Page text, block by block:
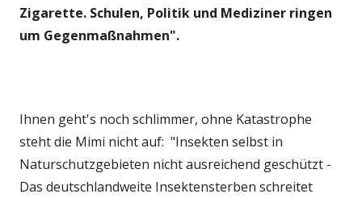
Zigarette. Schulen, Politik und Mediziner ringen
um Gegenmaßnahmen".
Ihnen geht's noch schlimmer, ohne Katastrophe
steht die Mimi nicht auf: "Insekten selbst in
Naturschutzgebieten nicht ausreichend geschützt -
Das deutschlandweite Insektensterben schreitet